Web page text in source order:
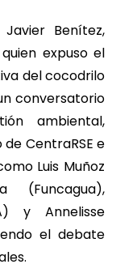
Benítez,
expuso el
del cocodrilo
conversatorio
ambiental,
CentraRSE e
Luis Muñoz
(Funcagua),
y Annelisse
el debate